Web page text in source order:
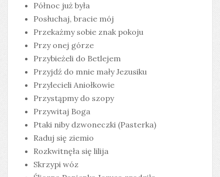
Północ już była
Posłuchaj, bracie mój
Przekażmy sobie znak pokoju
Przy onej górze
Przybieżeli do Betlejem
Przyjdź do mnie mały Jezusiku
Przylecieli Aniołkowie
Przystąpmy do szopy
Przywitaj Boga
Ptaki niby dzwoneczki (Pasterka)
Raduj się ziemio
Rozkwitnęła się lilija
Skrzypi wóz